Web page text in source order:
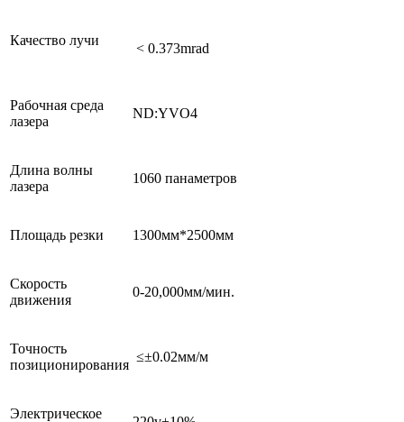
Качество лучи
< 0.373mrad
Рабочная среда
лазера
ND:YVO4
Длина волны
лазера
1060 панаметров
Площадь резки 1300мм*2500мм
Скорость
движения
0-20,000мм/мин.
Точность
позиционирования
≤±0.02мм/м
Электрическое